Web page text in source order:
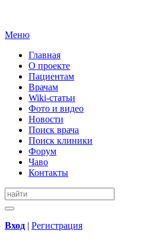
Меню
Главная
О проекте
Пациентам
Врачам
Wiki-статьи
Фото и видео
Новости
Поиск врача
Поиск клиники
Форум
Чаво
Контакты
Вход | Регистрация